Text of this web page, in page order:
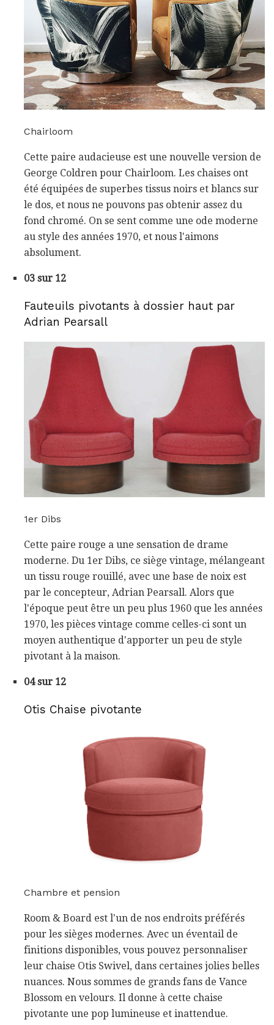
Chairloom
Cette paire audacieuse est une nouvelle version de
George Coldren pour Chairloom. Les chaises ont
été équipées de superbes tissus noirs et blancs sur
le dos, et nous ne pouvons pas obtenir assez du
fond chromé. On se sent comme une ode moderne
au style des années 1970, et nous l'aimons
absolument.
03 sur 12
Fauteuils pivotants à dossier haut par
Adrian Pearsall
1er Dibs
Cette paire rouge a une sensation de drame
moderne. Du 1er Dibs, ce siège vintage, mélangeant
un tissu rouge rouillé, avec une base de noix est
par le concepteur, Adrian Pearsall. Alors que
l'époque peut être un peu plus 1960 que les années
1970, les pièces vintage comme celles-ci sont un
moyen authentique d'apporter un peu de style
pivotant à la maison.
04 sur 12
Otis Chaise pivotante
Chambre et pension
Room & Board est l'un de nos endroits préférés
pour les sièges modernes. Avec un éventail de
finitions disponibles, vous pouvez personnaliser
leur chaise Otis Swivel, dans certaines jolies belles
nuances. Nous sommes de grands fans de Vance
Blossom en velours. Il donne à cette chaise
pivotante une pop lumineuse et inattendue.